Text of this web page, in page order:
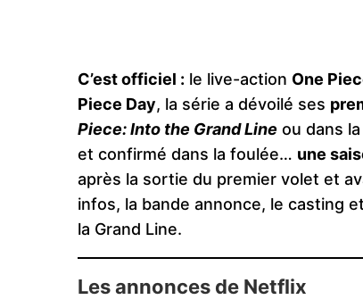
C’est officiel : le live-action One
Piece Day, la série a dévoilé ses
Piece: Into the Grand Line ou dans
et confirmé dans la foulée… une
après la sortie du premier volet et
infos, la bande annonce, le casting
la Grand Line.
Les annonces de Netflix